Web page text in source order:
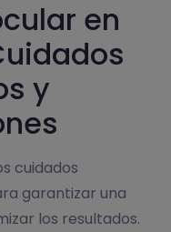
en
y
cuidados
garantizar una
los resultados.